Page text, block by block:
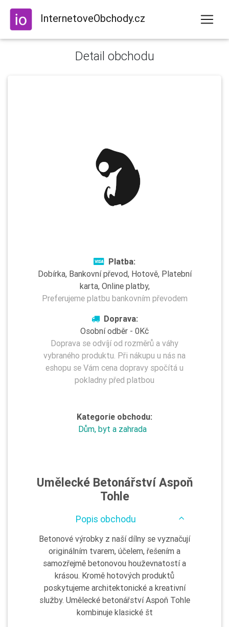
InternetoveObchody.cz
Detail obchodu
Platba:
Dobírka, Bankovní převod, Hotově, Platební
karta, Online platby,
Preferujeme platbu bankovním převodem
Doprava:
Osobní odběr - 0Kč
Doprava se odvíjí od rozměrů a váhy
vybraného produktu. Při nákupu u nás na
eshopu se Vám cena dopravy spočítá u
pokladny před platbou
Kategorie obchodu:
Dům, byt a zahrada
Umělecké Betonářství Aspoň
Tohle
Popis obchodu
Betonové výrobky z naší dílny se vyznačují
originálním tvarem, účelem, řešením a
samozřejmě betonovou houževnatostí a
krásou. Kromě hotových produktů
poskytujeme architektonické a kreativní
služby. Umělecké betonářství Aspoň Tohle
kombinuje klasické št